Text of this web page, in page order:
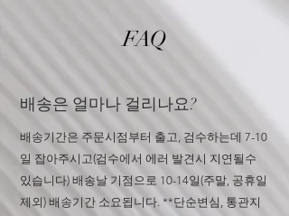
FAQ
배송은 얼마나 걸리나요?
배송기간은 주문시점부터 출고, 검수하는데 7-10
일 잡아주시고(검수에서 에러 발견시 지연될수
있습니다) 배송날 기점으로 10-14일(주말, 공휴일
제외) 배송기간 소요됩니다. **단순변심, 통관지